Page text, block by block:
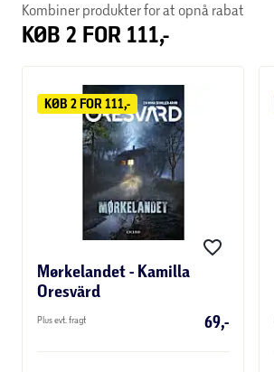
Kombiner produkter for at opnå rabat
KØB 2 FOR 111,-
KØB 2 FOR 111,-
Mørkelandet - Kamilla
Oresvärd
Plus evt. fragt 69,-